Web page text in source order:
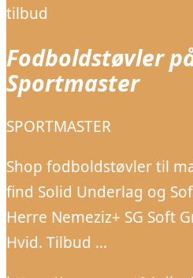
tilbud
Fodboldstøvler
Sportmaster
SPORTMASTER
Shop fodboldstøvler til
find Solid Underlag og
Herre Nemeziz+ SG Soft
Hvid. Tilbud …